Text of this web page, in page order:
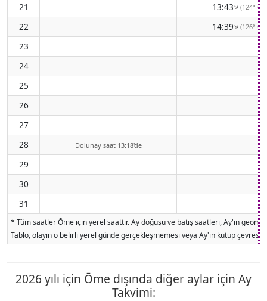
21 13:43↑(124°
22 14:39↑(126°
23
24
25
26
27
28
Dolunay saat 13:18'de
29
30
31
* Tüm saatler Ōme için yerel saattir. Ay doğuşu ve batış saatleri, Ay'ın
Tablo, olayın o belirli yerel günde gerçekleşmemesi veya Ay'ın kutup
2026 yılı için Ōme dışında diğer aylar için Ay
Takvimi: